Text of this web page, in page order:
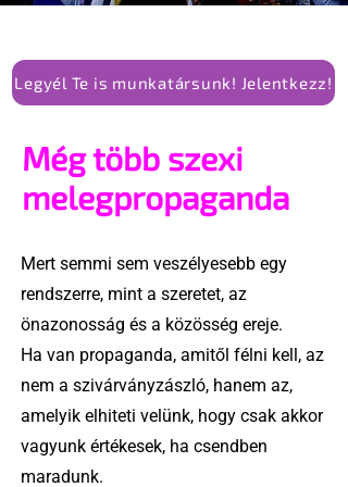
Legyél Te is munkatársunk! Jelentkezz!
Még több szexi
melegpropaganda
Mert semmi sem veszélyesebb egy
rendszerre, mint a szeretet, az
önazonosság és a közösség ereje.
Ha van propaganda, amitől félni kell, az
nem a szivárványzászló, hanem az,
amelyik elhiteti velünk, hogy csak akkor
vagyunk értékesek, ha csendben
maradunk.